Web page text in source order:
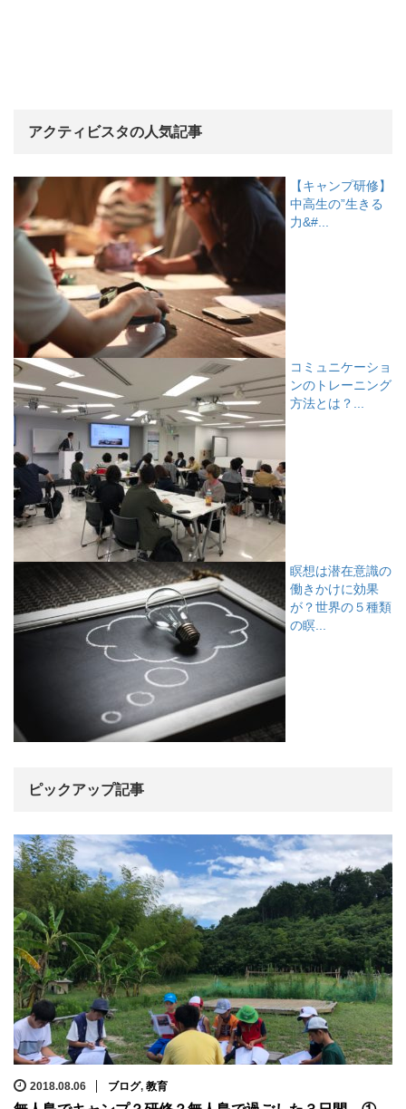
アクティビスタの人気記事
【キャンプ研修】
中高生の”生きる
力&#...
コミュニケーショ
ンのトレーニング
方法とは？...
瞑想は潜在意識の
働きかけに効果
が？世界の５種類
の瞑...
ピックアップ記事
2018.08.06 ブログ, 教育